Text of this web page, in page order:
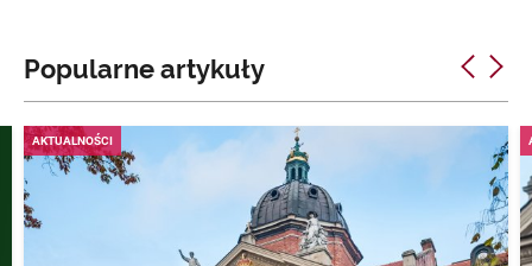
Popularne artykuły
AKTUALNOŚCI